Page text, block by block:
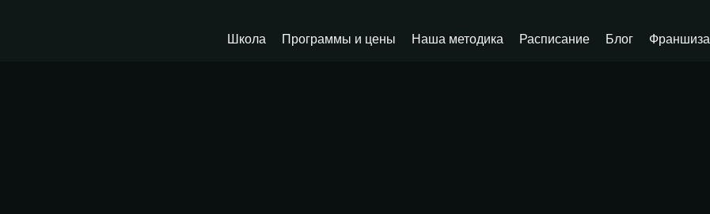
Школа Программы и цены Наша методика Расписание Блог Франшиза